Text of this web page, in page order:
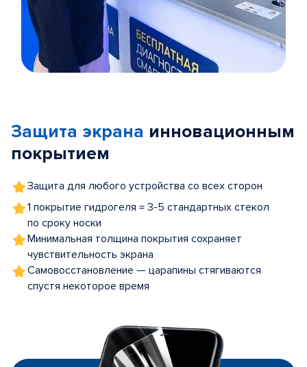
5
Защита экрана инновационным
покрытием
Защита для любого устройства со всех сторон
1 покрытие гидрогеля = 3-5 стандартных стекол
по сроку носки
Минимальная толщина покрытия сохраняет
чувствительность экрана
Самовосстановление — царапины стягиваются
спустя некоторое время